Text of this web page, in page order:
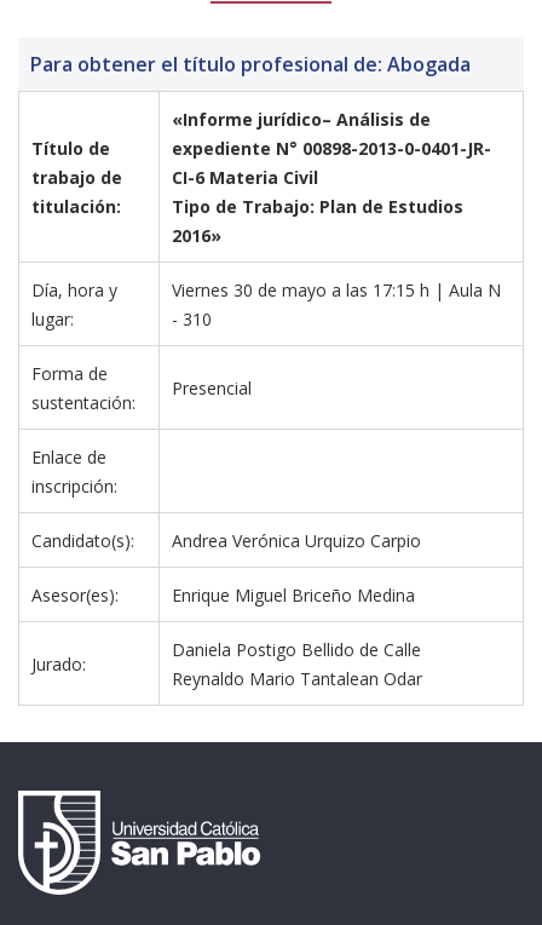
Para obtener el título profesional de: Abogada
Título de
trabajo de
titulación:
«Informe jurídico– Análisis de
expediente N° 00898-2013-0-0401-JR-
CI-6 Materia Civil
Tipo de Trabajo: Plan de Estudios
2016»
Día, hora y
lugar:
Viernes 30 de mayo a las 17:15 h | Aula N
- 310
Forma de
sustentación:
Presencial
Enlace de
inscripción:
Candidato(s): Andrea Verónica Urquizo Carpio
Asesor(es): Enrique Miguel Briceño Medina
Jurado:
Daniela Postigo Bellido de Calle
Reynaldo Mario Tantalean Odar